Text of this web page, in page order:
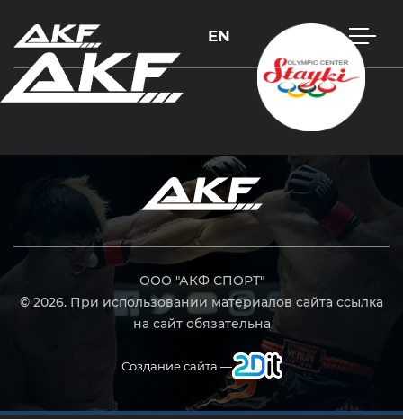
EN
ООО "АКФ СПОРТ"
© 2026. При использовании материалов сайта ссылка
на сайт обязательна
Создание сайта —
Нажмите Enter для поиска или Esc, чтобы закрыть